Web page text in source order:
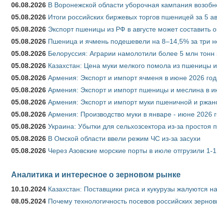
06.08.2026 В Воронежской области уборочная кампания
05.08.2026 Итоги российских биржевых торгов пшеницей за 5
05.08.2026 Экспорт пшеницы из РФ в августе может составить
05.08.2026 Пшеница и ячмень подешевели на 8–14,5% за три
05.08.2026 Белоруссия: Аграрии намолотили более 5 млн тонн
05.08.2026 Казахстан: Цена муки мелкого помола из пшеницы
05.08.2026 Армения: Экспорт и импорт ячменя в июне 2026
05.08.2026 Армения: Экспорт и импорт пшеницы и меслина в
05.08.2026 Армения: Экспорт и импорт муки пшеничной и
05.08.2026 Армения: Производство муки в январе - июне 2026
05.08.2026 Украина: Убытки для сельхозсектора из-за простоя
05.08.2026 В Омской области ввели режим ЧС из-за засухи
05.08.2026 Через Азовские морские порты в июле отгрузили
Аналитика и интересное о зерновом рынке
10.10.2024 Казахстан: Поставщики риса и кукурузы жалуются
08.05.2024 Почему технологичность посевов российских